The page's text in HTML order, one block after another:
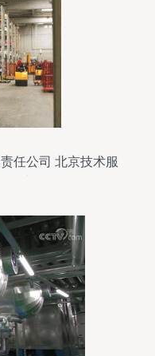
任公司 北京技术服